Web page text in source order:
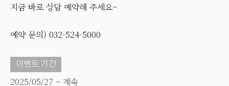
지금 바로 상담 예약해 주세요~
예약 문의) 032-524-5000
이벤트 기간
2025/05/27 ~ 계속